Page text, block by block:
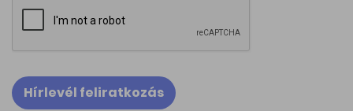
Hírlevél feliratkozás